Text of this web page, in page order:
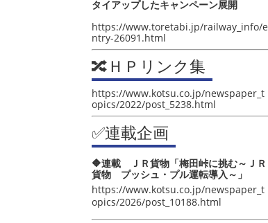
タイアップしたキャンペーン展開
https://www.toretabi.jp/railway_info/e
ntry-26091.html
🔀ＨＰリンク集
https://www.kotsu.co.jp/newspaper_t
opics/2022/post_5238.html
✅連載企画
🔶連載 ＪＲ貨物「梅田峠に挑む～ＪＲ
貨物 プッシュ・プル運転導入～」
https://www.kotsu.co.jp/newspaper_t
opics/2026/post_10188.html